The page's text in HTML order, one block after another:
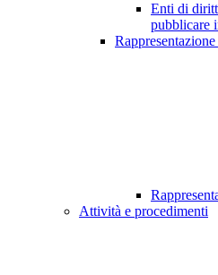
Enti di
pubblicare
Attività e procedimenti